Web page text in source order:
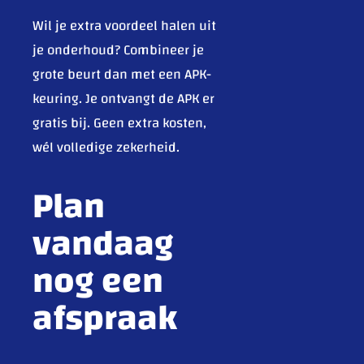
Wil je extra voordeel halen uit
je onderhoud? Combineer je
grote beurt dan met een APK-
keuring. Je ontvangt de APK er
gratis bij. Geen extra kosten,
wél volledige zekerheid.
Plan
vandaag
nog een
afspraak